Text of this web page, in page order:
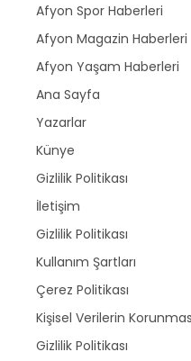
Afyon Spor Haberleri
Afyon Magazin Haberleri
Afyon Yaşam Haberleri
Ana Sayfa
Yazarlar
Künye
Gizlilik Politikası
İletişim
Gizlilik Politikası
Kullanım Şartları
Çerez Politikası
Kişisel Verilerin
Gizlilik Politikası